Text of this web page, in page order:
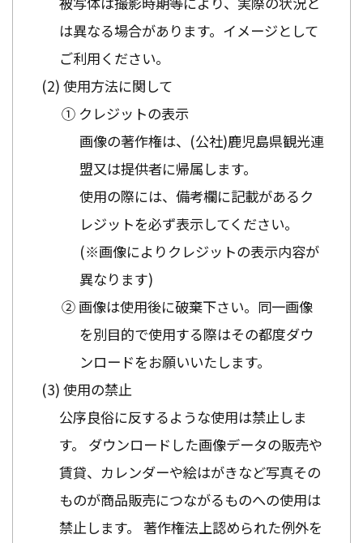
は異なる場合があります。イメージとして
ご利用ください。
使用方法に関して
① クレジットの表示
画像の著作権は、(公社)鹿児島県観光連
盟又は提供者に帰属します。
使用の際には、備考欄に記載があるク
レジットを必ず表示してください。
(※画像によりクレジットの表示内容が
異なります)
② 画像は使用後に破棄下さい。同一画像
を別目的で使用する際はその都度ダウ
ンロードをお願いいたします。
使用の禁止
公序良俗に反するような使用は禁止しま
す。 ダウンロードした画像データの販売や
賃貸、カレンダーや絵はがきなど写真その
ものが商品販売につながるものへの使用は
禁止します。 著作権法上認められた例外を